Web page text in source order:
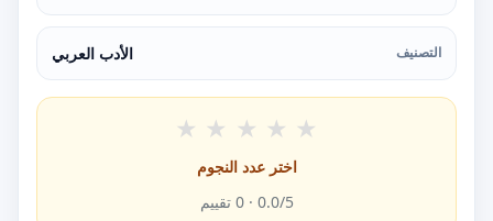
التصنيف الأدب العربي
★ ★ ★ ★ ★
اختر عدد النجوم
0.0/5 ·
0 تقييم